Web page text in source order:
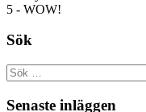
5 - WOW!
Sök
Sök
efter:
Senaste inläggen